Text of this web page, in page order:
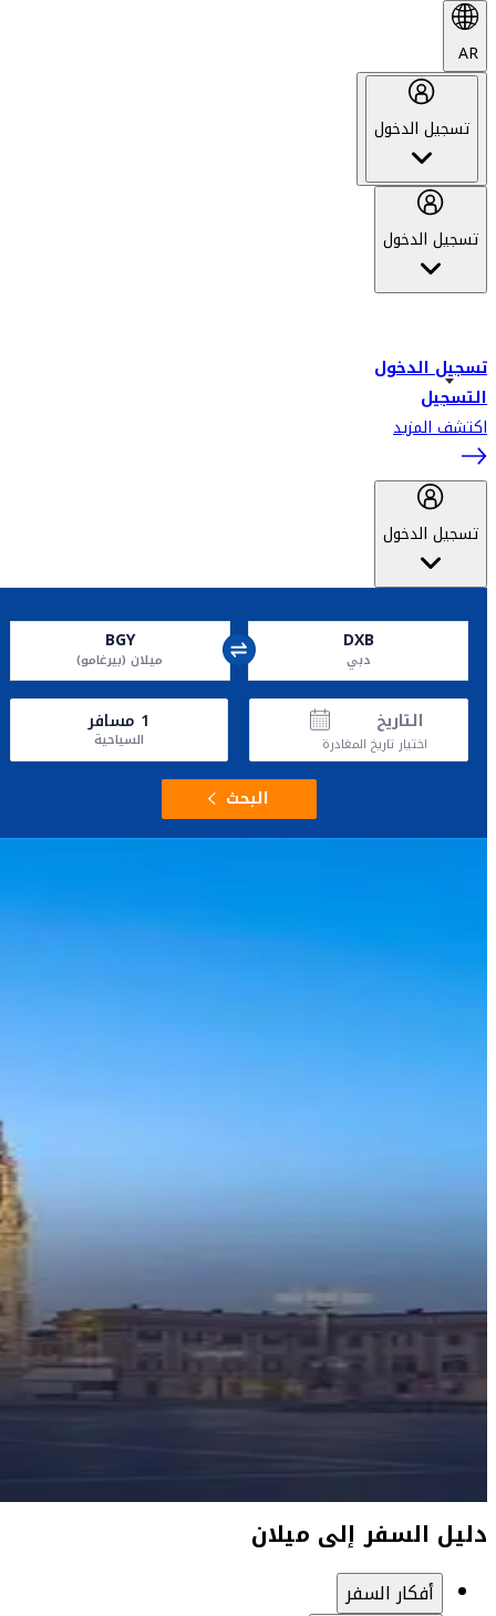
AR
تسجيل الدخول
تسجيل الدخول
تسجيل الدخول
التسجيل
اكتشف المزيد
تسجيل الدخول
DXB
دبي
BGY
ميلان (بيرغامو)
التاريخ
اختيار تاريخ المغادرة
1 مسافر
السياحية
البحث
دليل السفر إلى ميلان
أفكار السفر